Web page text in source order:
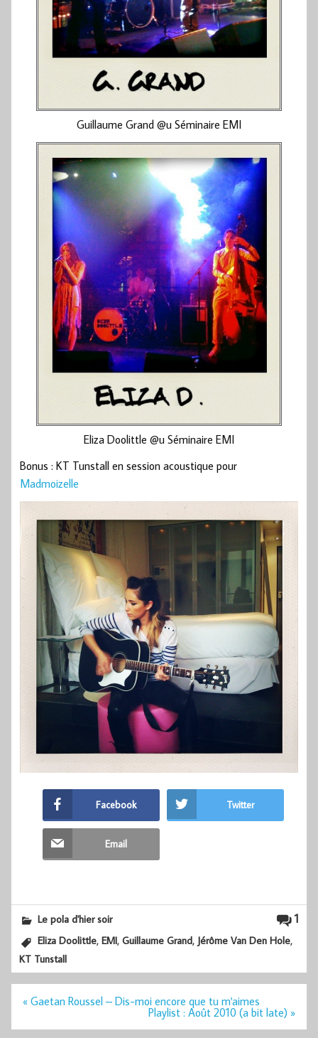
Guillaume Grand @u Séminaire EMI
Eliza Doolittle @u Séminaire EMI
Bonus : KT Tunstall en session acoustique pour
Madmoizelle
Facebook Twitter
Email
1
Le pola d'hier soir
Eliza Doolittle,EMI,Guillaume Grand, Jérôme Van Den Hole,
KT Tunstall
Navigation
« Gaetan Roussel – Dis-moi encore que tu m'aimes
Playlist : Août 2010 (a bit late) »